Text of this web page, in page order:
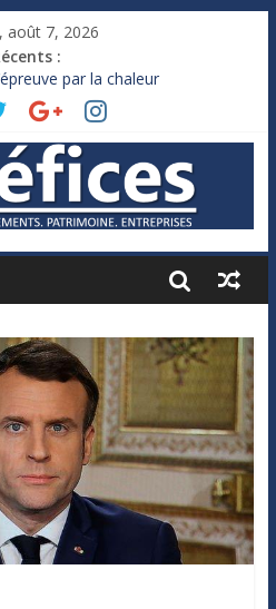
août 7, 2026
:
par la chaleur
de douane déjà remboursés
recule sur l’impôt
ne touche presque rien
l’étranger